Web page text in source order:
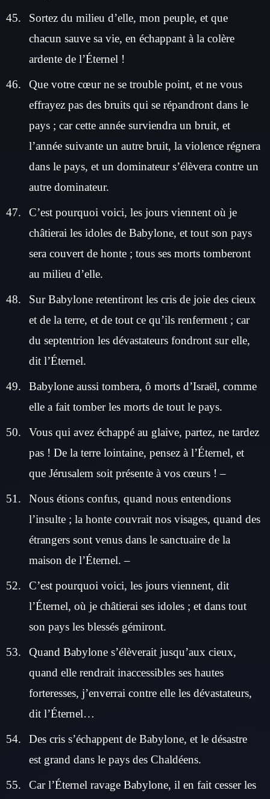
Sortez du milieu d’elle, mon peuple, et que
chacun sauve sa vie, en échappant à la colère
ardente de l’Éternel !
Que votre cœur ne se trouble point, et ne vous
effrayez pas des bruits qui se répandront dans le
pays ; car cette année surviendra un bruit, et
l’année suivante un autre bruit, la violence régnera
dans le pays, et un dominateur s’élèvera contre un
autre dominateur.
C’est pourquoi voici, les jours viennent où je
châtierai les idoles de Babylone, et tout son pays
sera couvert de honte ; tous ses morts tomberont
au milieu d’elle.
Sur Babylone retentiront les cris de joie des cieux
et de la terre, et de tout ce qu’ils renferment ; car
du septentrion les dévastateurs fondront sur elle,
dit l’Éternel.
Babylone aussi tombera, ô morts d’Israël, comme
elle a fait tomber les morts de tout le pays.
Vous qui avez échappé au glaive, partez, ne tardez
pas ! De la terre lointaine, pensez à l’Éternel, et
que Jérusalem soit présente à vos cœurs ! –
Nous étions confus, quand nous entendions
l’insulte ; la honte couvrait nos visages, quand des
étrangers sont venus dans le sanctuaire de la
maison de l’Éternel. –
C’est pourquoi voici, les jours viennent, dit
l’Éternel, où je châtierai ses idoles ; et dans tout
son pays les blessés gémiront.
Quand Babylone s’élèverait jusqu’aux cieux,
quand elle rendrait inaccessibles ses hautes
forteresses, j’enverrai contre elle les dévastateurs,
dit l’Éternel…
Des cris s’échappent de Babylone, et le désastre
est grand dans le pays des Chaldéens.
Car l’Éternel ravage Babylone, il en fait cesser les